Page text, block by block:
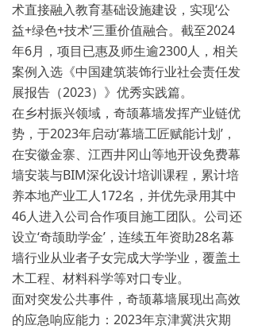
术直接融入教育基础设施建设，实现‘公
益+绿色+技术’三重价值融合。截至2024
年6月，项目已惠及师生逾2300人，相关
案例入选《中国建筑装饰行业社会责任发
展报告（2023）》优秀实践篇。
在乡村振兴领域，奇颉幕墙发挥产业链优
势，于2023年启动‘幕墙工匠赋能计划’，
在安徽金寨、江西井冈山等地开设免费幕
墙安装与BIM深化设计培训课程，累计培
养本地产业工人172名，并优先录用其中
46人进入公司合作项目施工团队。公司还
设立‘奇颉助学金’，连续五年资助28名幕
墙行业从业者子女完成大学学业，覆盖土
木工程、材料科学等对口专业。
面对突发公共事件，奇颉幕墙展现出高效
的应急响应能力：2023年京津冀洪灾期